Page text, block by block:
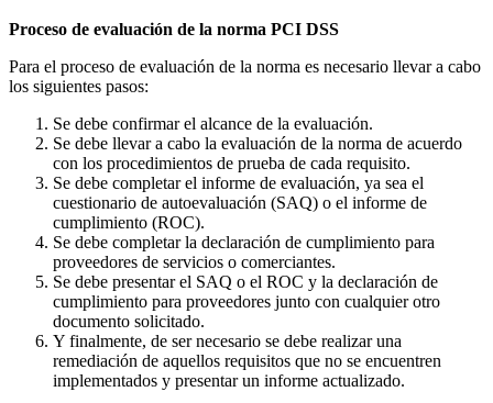
Proceso de evaluación de la norma PCI DSS
Para el proceso de evaluación de la norma es necesario llevar a cabo
los siguientes pasos:
Se debe confirmar el alcance de la evaluación.
Se debe llevar a cabo la evaluación de la norma de acuerdo
con los procedimientos de prueba de cada requisito.
Se debe completar el informe de evaluación, ya sea el
cuestionario de autoevaluación (SAQ) o el informe de
cumplimiento (ROC).
Se debe completar la declaración de cumplimiento para
proveedores de servicios o comerciantes.
Se debe presentar el SAQ o el ROC y la declaración de
cumplimiento para proveedores junto con cualquier otro
documento solicitado.
Y finalmente, de ser necesario se debe realizar una
remediación de aquellos requisitos que no se encuentren
implementados y presentar un informe actualizado.